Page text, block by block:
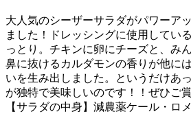
大人気のシーザーサラダがパワーア
ました！ドレッシングに使用してい
っとり。チキンに卵にチーズと、み
鼻に抜けるカルダモンの香りが他に
いを生み出しました。というだけあ
が独特で美味しいのです！！ぜひご
【サラダの中身】減農薬ケール・ロ